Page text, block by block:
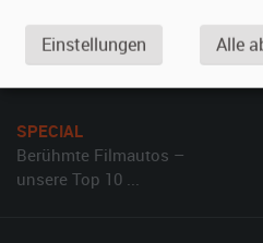
Fragen für Vermieter
SPECIAL
Berühmte Filmautos –
unsere Top 10 ...
Einstellungen Alle